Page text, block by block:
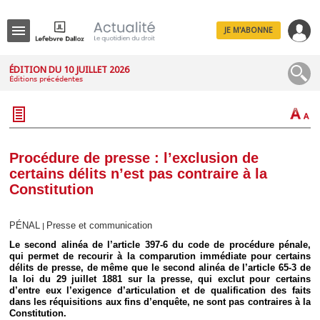
JE M'ABONNE
ÉDITION DU 10 JUILLET 2026
Éditions précédentes
Procédure de presse : l’exclusion de
certains délits n’est pas contraire à la
Constitution
PÉNAL
Presse et communication
Le second alinéa de l’article 397-6 du code de procédure pénale,
qui permet de recourir à la comparution immédiate pour certains
délits de presse, de même que le second alinéa de l’article 65-3 de
la loi du 29 juillet 1881 sur la presse, qui exclut pour certains
d’entre eux l’exigence d’articulation et de qualification des faits
dans les réquisitions aux fins d’enquête, ne sont pas contraires à la
Constitution.